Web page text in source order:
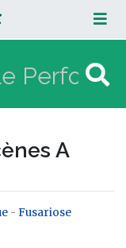
A maïs
A
- Fusariose